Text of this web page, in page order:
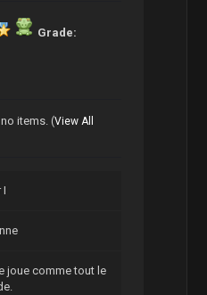
Grade:
items. (View All
I
joue comme tout le